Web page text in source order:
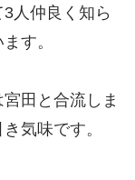
人仲良く知ら
す。
田と合流しま
気味です。